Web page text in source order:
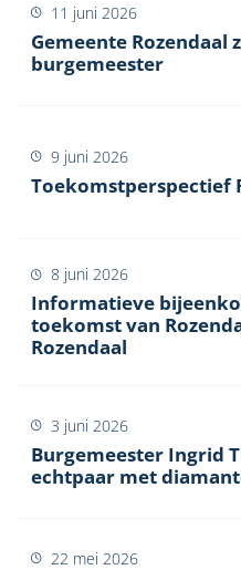
Gemeente Rozendaal
burgemeester
11 juni 2026
Toekomstperspectief
9 juni 2026
Informatieve
toekomst van
Rozendaal
8 juni 2026
Burgemeester Ingrid
echtpaar met
3 juni 2026
22 mei 2026